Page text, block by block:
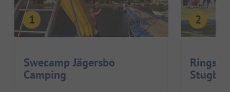
Swecamp Jägersbo
Camping
Stugby